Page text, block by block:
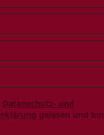
Datenschutz- und
gelesen und